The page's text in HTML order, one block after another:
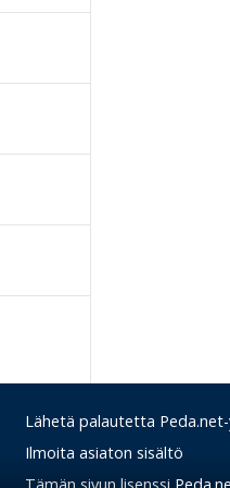
Lähetä palautetta
Ilmoita asiaton sisältö